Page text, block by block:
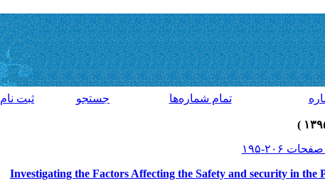
تمام شماره‌ها جستجو ثبت نام
Investigating the Factors Affecting the Safety and security in the